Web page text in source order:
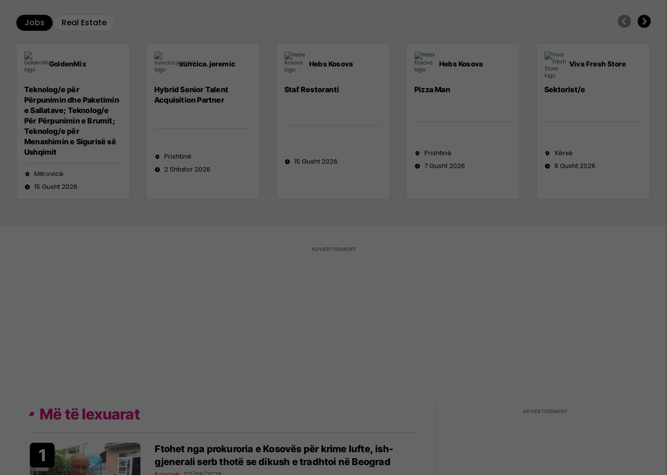
Jobs Real Estate
GoldenMix
Teknolog/e për
Përpunimin dhe Paketimin
e Sallatave; Teknolog/e
Për Përpunimin e Brumit;
Teknolog/e për
Menaxhimin e Sigurisë së
Ushqimit
Mitrovicë
15 Gusht 2026
suncica.jeremic
Hybrid Senior Talent
Acquisition Partner
Prishtinë
2 Shtator 2026
Hebs Kosova
Staf Restoranti
15 Gusht 2026
Hebs Kosova
Pizza Man
Prishtinë
7 Gusht 2026
Viva Fresh Store
Sektorist/e
Xërxë
8 Gusht 2026
Më të lexuarat
Ftohet nga prokuroria e Kosovës për krime lufte, ish-
gjenerali serb thotë se dikush e tradhtoi në Beograd